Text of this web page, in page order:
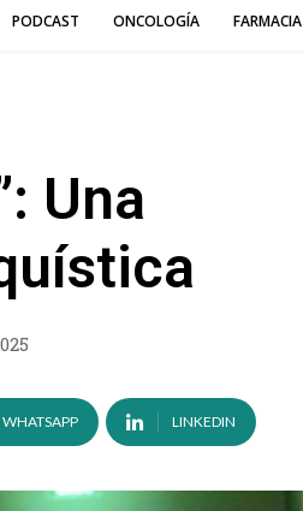
PODCAST ONCOLOGÍA FARMACIA
Una
WHATSAPP LINKEDIN